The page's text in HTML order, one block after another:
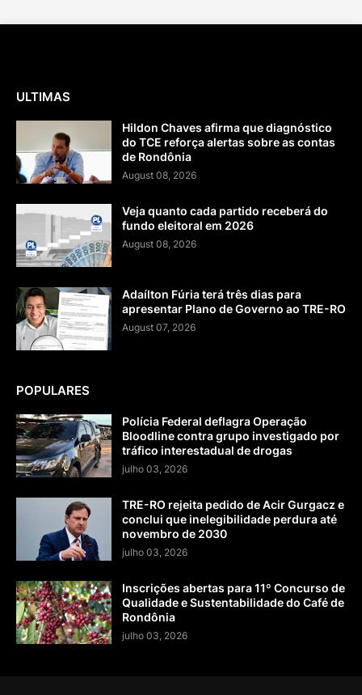
ULTIMAS
Hildon Chaves afirma que diagnóstico
do TCE reforça alertas sobre as contas
de Rondônia
August 08, 2026
Veja quanto cada partido receberá do
fundo eleitoral em 2026
August 08, 2026
Adaílton Fúria terá três dias para
apresentar Plano de Governo ao TRE-RO
August 07, 2026
POPULARES
Polícia Federal deflagra Operação
Bloodline contra grupo investigado por
tráfico interestadual de drogas
julho 03, 2026
TRE-RO rejeita pedido de Acir Gurgacz e
conclui que inelegibilidade perdura até
novembro de 2030
julho 03, 2026
Inscrições abertas para 11º Concurso de
Qualidade e Sustentabilidade do Café de
Rondônia
julho 03, 2026